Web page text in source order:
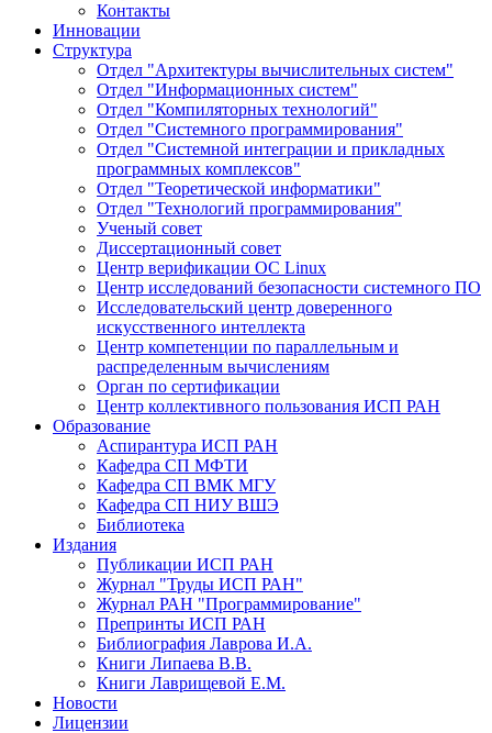
Контакты
Инновации
Структура
Отдел "Архитектуры вычислительных систем"
Отдел "Информационных систем"
Отдел "Компиляторных технологий"
Отдел "Системного программирования"
Отдел "Системной интеграции и прикладных
программных комплексов"
Отдел "Теоретической информатики"
Отдел "Технологий программирования"
Ученый совет
Диссертационный совет
Центр верификации ОС Linux
Центр исследований безопасности системного ПО
Исследовательский центр доверенного
искусственного интеллекта
Центр компетенции по параллельным и
распределенным вычислениям
Орган по сертификации
Центр коллективного пользования ИСП РАН
Образование
Аспирантура ИСП РАН
Кафедра СП МФТИ
Кафедра СП ВМК МГУ
Кафедра СП НИУ ВШЭ
Библиотека
Издания
Публикации ИСП РАН
Журнал "Труды ИСП РАН"
Журнал РАН "Программирование"
Препринты ИСП РАН
Библиография Лаврова И.А.
Книги Липаева В.В.
Книги Лаврищевой Е.М.
Новости
Лицензии